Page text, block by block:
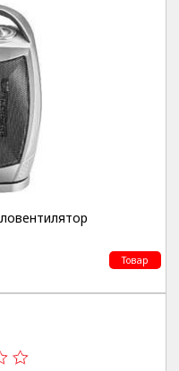
Товар